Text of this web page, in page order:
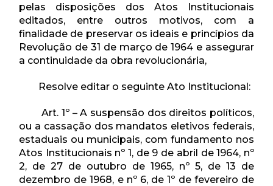
pelas disposições dos Atos Institucionais
editados, entre outros motivos, com a
finalidade de preservar os ideais e princípios da
Revolução de 31 de março de 1964 e assegurar
a continuidade da obra revolucionária,
Resolve editar o seguinte Ato Institucional:
Art. 1º – A suspensão dos direitos políticos,
ou a cassação dos mandatos eletivos federais,
estaduais ou municipais, com fundamento nos
Atos Institucionais nº 1, de 9 de abril de 1964, nº
2, de 27 de outubro de 1965, nº 5, de 13 de
dezembro de 1968, e nº 6, de 1º de fevereiro de